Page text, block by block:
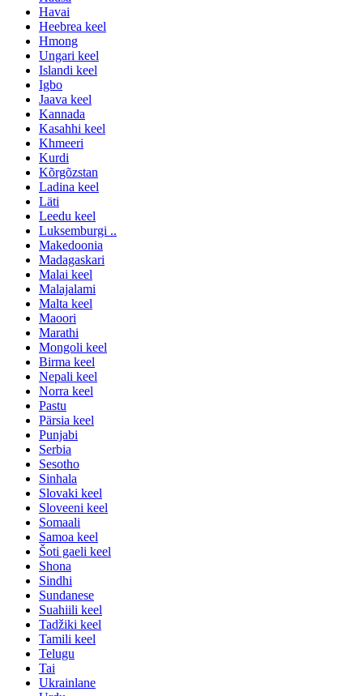
Havai
Heebrea keel
Hmong
Ungari keel
Islandi keel
Igbo
Jaava keel
Kannada
Kasahhi keel
Khmeeri
Kurdi
Kõrgõzstan
Ladina keel
Läti
Leedu keel
Luksemburgi ..
Makedoonia
Madagaskari
Malai keel
Malajalami
Malta keel
Maoori
Marathi
Mongoli keel
Birma keel
Nepali keel
Norra keel
Pastu
Pärsia keel
Punjabi
Serbia
Sesotho
Sinhala
Slovaki keel
Sloveeni keel
Somaali
Samoa keel
Šoti gaeli keel
Shona
Sindhi
Sundanese
Suahiili keel
Tadžiki keel
Tamili keel
Telugu
Tai
Ukrainlane